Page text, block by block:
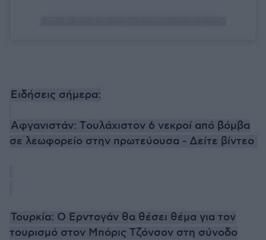
Ειδήσεις σήμερα:
Αφγανιστάν: Tουλάχιστον 6 νεκροί από βόμβα
σε λεωφορείο στην πρωτεύουσα - Δείτε βίντεο
Τουρκία: Ο Ερντογάν θα θέσει θέμα για τον
τουρισμό στον Μπόρις Τζόνσον στη σύνοδο